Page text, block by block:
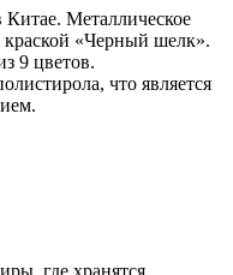
Металлическое
«Черный шелк».
9 цветов.
что является
где хранятся